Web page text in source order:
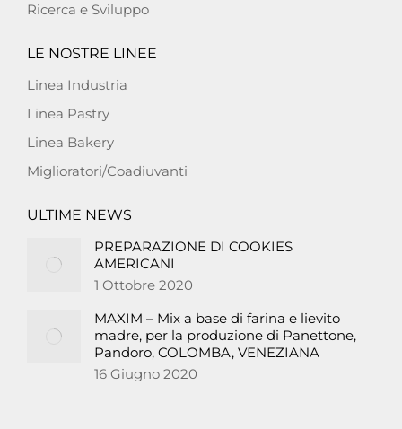
Ricerca e Sviluppo
LE NOSTRE LINEE
Linea Industria
Linea Pastry
Linea Bakery
Miglioratori/Coadiuvanti
ULTIME NEWS
PREPARAZIONE DI COOKIES
AMERICANI
1 Ottobre 2020
MAXIM – Mix a base di farina e lievito
madre, per la produzione di Panettone,
Pandoro, COLOMBA, VENEZIANA
16 Giugno 2020